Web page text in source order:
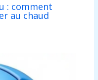
: comment
au chaud